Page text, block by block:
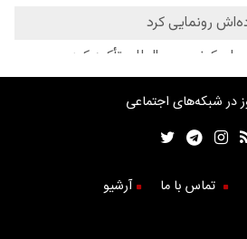
در شبکه‌های اجتماعی
تماس با ما آرشیو